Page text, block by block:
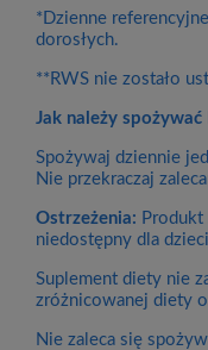
*Dzienne
dorosłych.
**RWS nie zostało
Jak należy spożywać
Spożywaj dziennie
Nie przekraczaj
Ostrzeżenia:
niedostępny dla
Suplement diety nie
zróżnicowanej diety
Nie zaleca się